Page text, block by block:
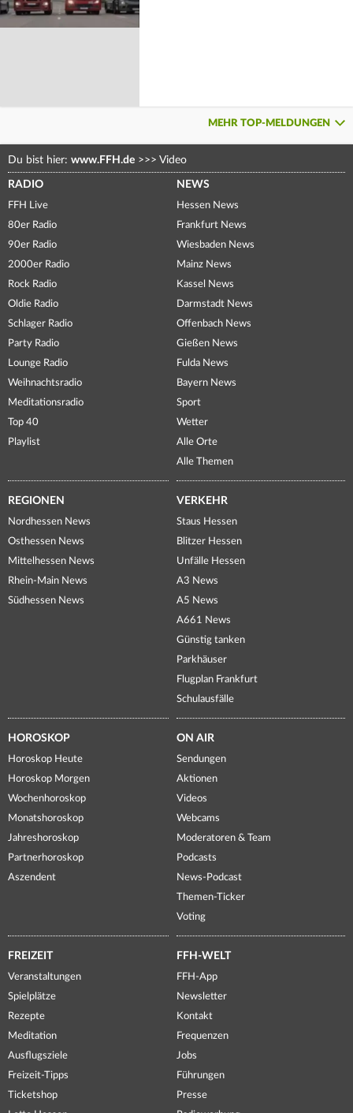
MEHR TOP-MELDUNGEN
Du bist hier: www.FFH.de >>> Video
RADIO
FFH Live
80er Radio
90er Radio
2000er Radio
Rock Radio
Oldie Radio
Schlager Radio
Party Radio
Lounge Radio
Weihnachtsradio
Meditationsradio
Top 40
Playlist
NEWS
Hessen News
Frankfurt News
Wiesbaden News
Mainz News
Kassel News
Darmstadt News
Offenbach News
Gießen News
Fulda News
Bayern News
Sport
Wetter
Alle Orte
Alle Themen
REGIONEN
Nordhessen News
Osthessen News
Mittelhessen News
Rhein-Main News
Südhessen News
VERKEHR
Staus Hessen
Blitzer Hessen
Unfälle Hessen
A3 News
A5 News
A661 News
Günstig tanken
Parkhäuser
Flugplan Frankfurt
Schulausfälle
HOROSKOP
Horoskop Heute
Horoskop Morgen
Wochenhoroskop
Monatshoroskop
Jahreshoroskop
Partnerhoroskop
Aszendent
ON AIR
Sendungen
Aktionen
Videos
Webcams
Moderatoren & Team
Podcasts
News-Podcast
Themen-Ticker
Voting
FREIZEIT
Veranstaltungen
Spielplätze
Rezepte
Meditation
Ausflugsziele
Freizeit-Tipps
Ticketshop
FFH-WELT
FFH-App
Newsletter
Kontakt
Frequenzen
Jobs
Führungen
Presse